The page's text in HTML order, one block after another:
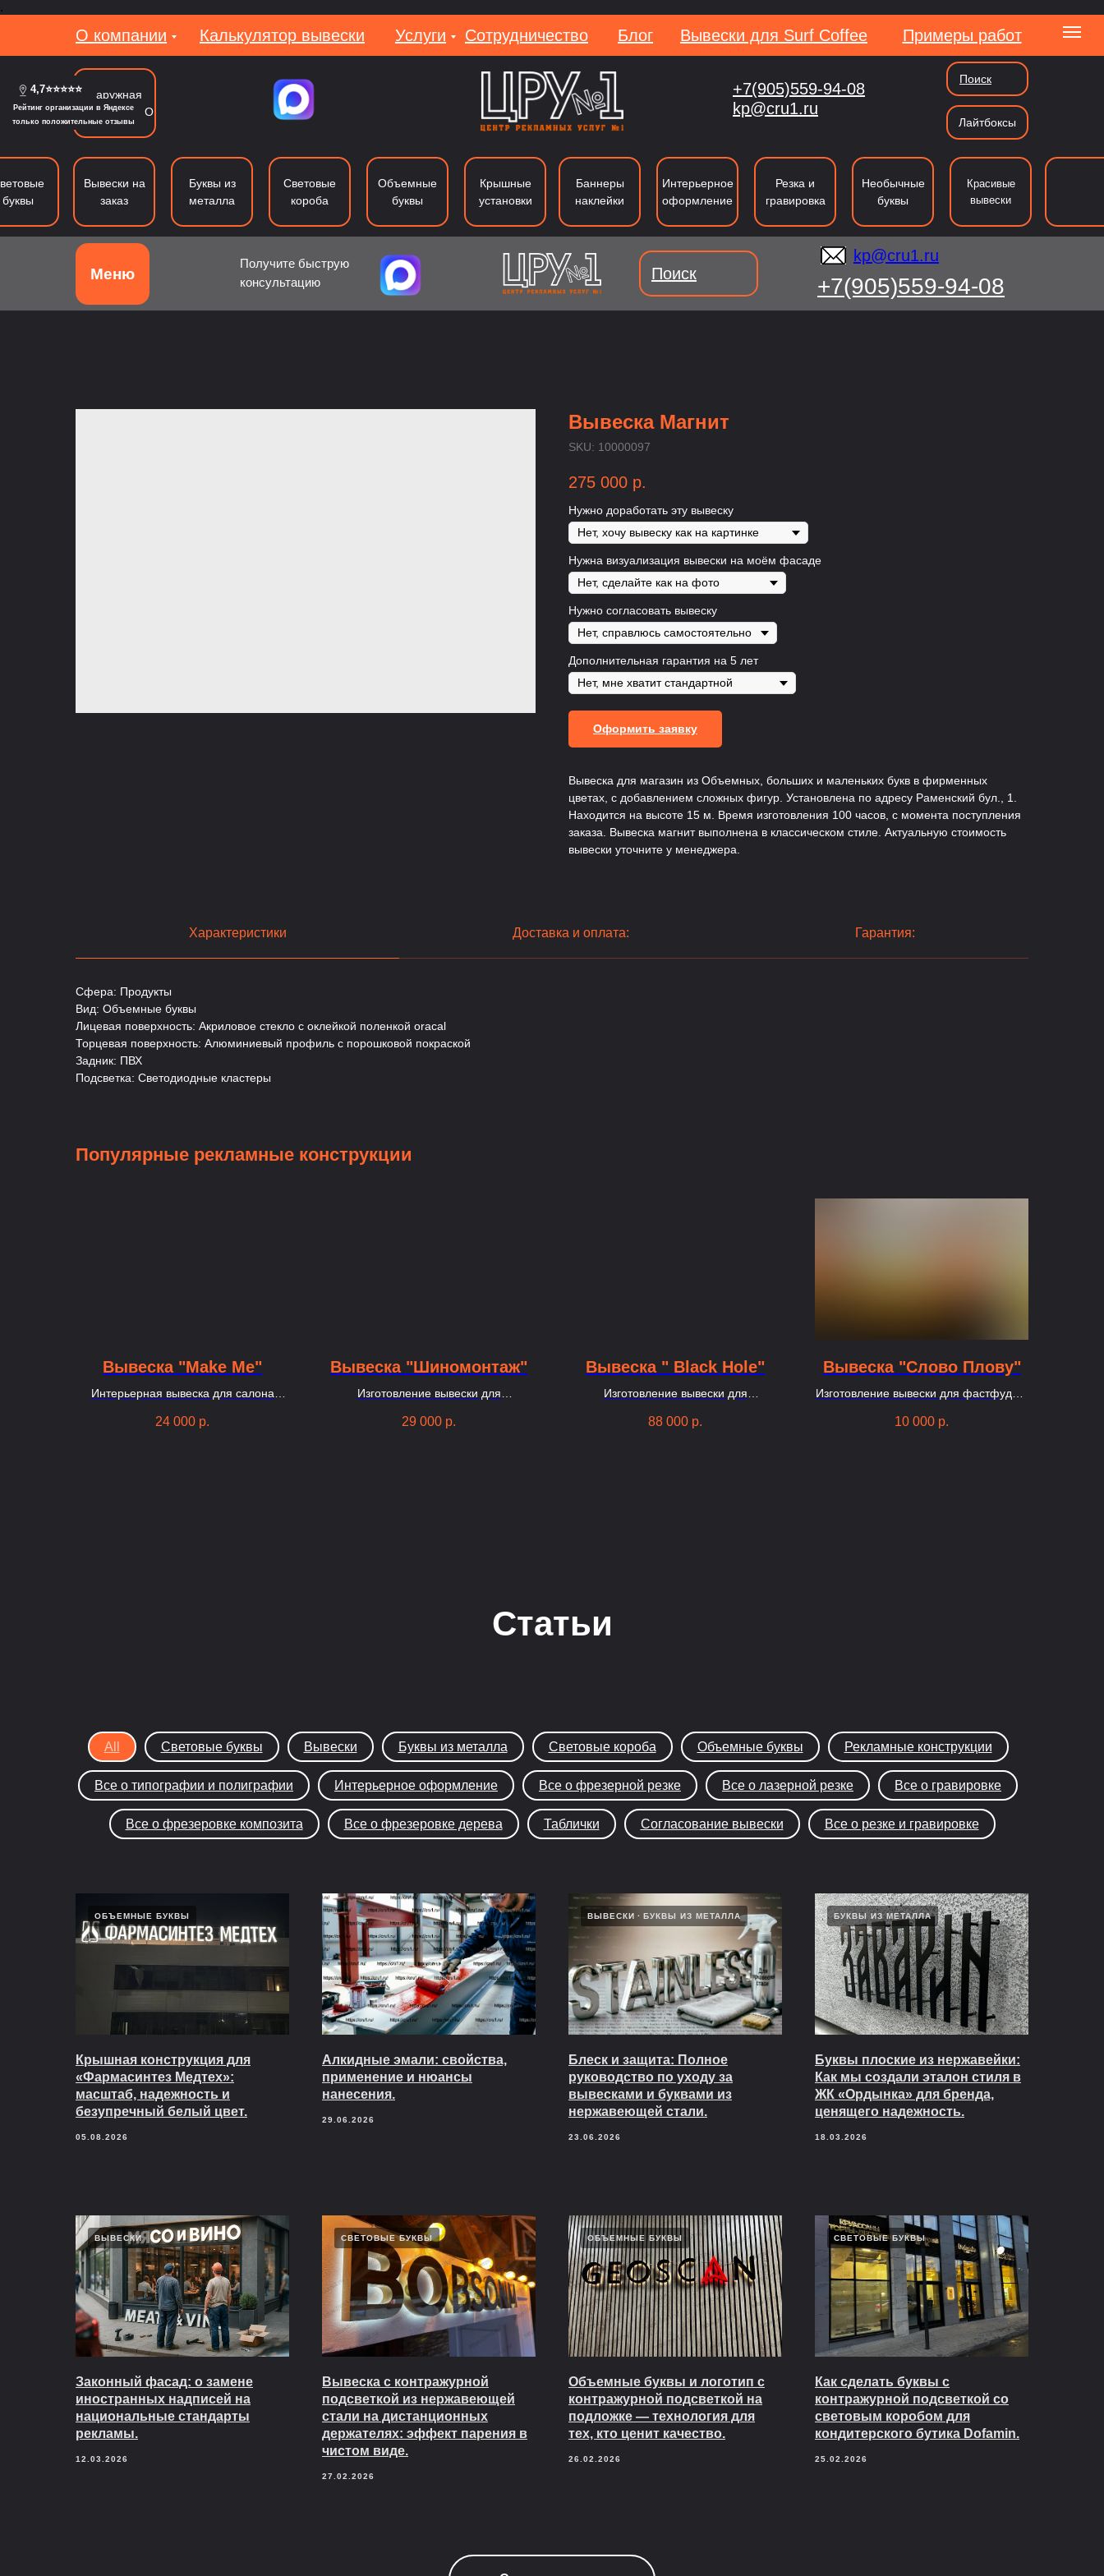
.
О компании Услуги Сотрудничество Вывески для Surf Coffee
Блог Примеры работ
Калькулятор вывески
Вакансии
kp@cru1.ru
Наружная
реклама в МО
+7(905)559-94-08
Лайтбоксы
Поиск
kp@cru1.ru
Объемные буквы Буквы из металла Лайтбоксы Вывеки Типография Резка Таблички и указатели
буквы
Вывески на
заказ
Буквы из
металла
Световые
короба
Объемные
буквы
Крышные
установки
Баннеры
наклейки
Интерьерное
оформление
Резка и
гравировка
Необычные
буквы
Красивые
вывески
Получите быструю
консультацию
+7(905)559-94-08
kp@cru1.ru
Поиск
Меню
Вывеска Магнит
SKU: 10000097
275 000 р.
Нужно доработать эту вывеску
Нужна визуализация вывески на моём фасаде
Нужно согласовать вывеску
Дополнительная гарантия на 5 лет
Оформить заявку
Вывеска для магазин из Объемных, больших и маленьких букв в фирменных
цветах, с добавлением сложных фигур. Установлена по адресу Раменский бул., 1.
Находится на высоте 15 м. Время изготовления 100 часов, с момента поступления
заказа. Вывеска магнит выполнена в классическом стиле. Актуальную стоимость
вывески уточните у менеджера.
Характеристики Доставка и оплата: Гарантия:
Сфера: Продукты
Вид: Объемные буквы
Лицевая поверхность: Акриловое стекло с оклейкой поленкой oracal
Торцевая поверхность: Алюминиевый профиль с порошковой покраской
Задник: ПВХ
Подсветка: Светодиодные кластеры
Популярные рекламные конструкции
Вывеска "Make Me"
Интерьерная вывеска для салона
24 000 р.
Вывеска "Шиномонтаж"
Изготовление вывески для
29 000 р.
Вывеска " Black Hole"
Изготовление вывески для
88 000 р.
Вывеска "Слово Плову"
Изготовление вывески для фастфуда в
10 000 р.
Статьи
All Световые буквы Вывески Буквы из металла Световые короба Объемные буквы Рекламные конструкции
Все о типографии и полиграфии Интерьерное оформление Все о фрезерной резке Все о лазерной резке Все о гравировке
Все о фрезеровке композита Все о фрезеровке дерева Таблички Согласование вывески Все о резке и гравировке
ОБЪЕМНЫЕ БУКВЫ
Крышная конструкция для
«Фармасинтез Медтех»:
масштаб, надежность и
безупречный белый цвет.
05.08.2026
Алкидные эмали: свойства,
применение и нюансы
нанесения.
29.06.2026
ВЫВЕСКИ БУКВЫ ИЗ МЕТАЛЛА
Блеск и защита: Полное
руководство по уходу за
вывесками и буквами из
нержавеющей стали.
23.06.2026
БУКВЫ ИЗ МЕТАЛЛА
Буквы плоские из нержавейки:
Как мы создали эталон стиля в
ЖК «Ордынка» для бренда,
ценящего надежность.
18.03.2026
ВЫВЕСКИ
Законный фасад: о замене
иностранных надписей на
национальные стандарты
рекламы.
12.03.2026
СВЕТОВЫЕ БУКВЫ
Вывеска с контражурной
подсветкой из нержавеющей
стали на дистанционных
держателях: эффект парения в
чистом виде.
27.02.2026
ОБЪЕМНЫЕ БУКВЫ
Объемные буквы и логотип с
контражурной подсветкой на
подложке — технология для
тех, кто ценит качество.
26.02.2026
СВЕТОВЫЕ БУКВЫ
Как сделать буквы с
контражурной подсветкой со
световым коробом для
кондитерского бутика Dofamin.
25.02.2026
4,7⭐⭐⭐⭐⭐
Рейтинг организации в Яндексе
только положительные отзывы